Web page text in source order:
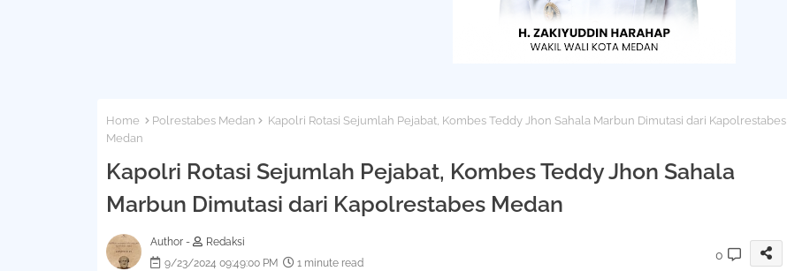
Home Polrestabes Medan
Kapolri Rotasi Sejumlah Pejabat, Kombes Teddy Jhon Sahala Marbun Dimutasi dari Kapolrestabes
Medan
Kapolri Rotasi Sejumlah Pejabat, Kombes Teddy Jhon Sahala
Marbun Dimutasi dari Kapolrestabes Medan
Author -
Redaksi
9/23/2024 09:49:00 PM
1 minute read
0